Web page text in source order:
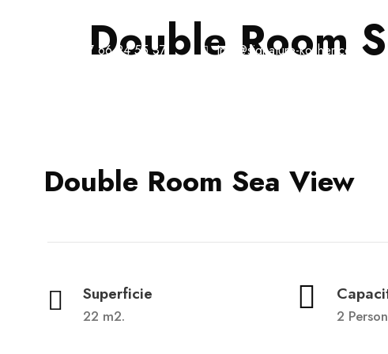
+33 7 66 24 55 37 Info@signature-kosher.com
Double Room
Double Room Sea View
Superficie
22 m2. 2